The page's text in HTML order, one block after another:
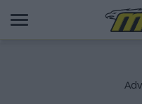
Παράκαμψη
προς